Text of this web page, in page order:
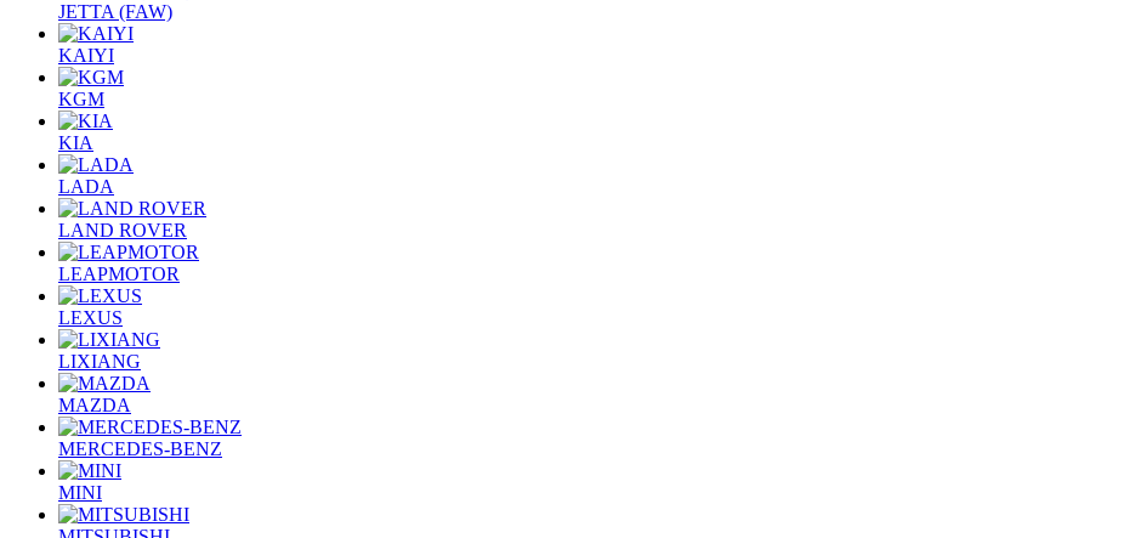
JETTA (FAW)
KAIYI
KGM
KIA
LADA
LAND ROVER
LEAPMOTOR
LEXUS
LIXIANG
MAZDA
MERCEDES-BENZ
MINI